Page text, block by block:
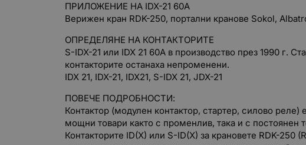
ПРИЛОЖЕНИЕ НА IDX-21 60A
Верижен кран RDK-250, портални кранове Sokol,
ОПРЕДЕЛЯНЕ НА КОНТАКТОРИТЕ
S-IDX-21 или IDX 21 60A в производство през 1990 г.
контакторите останаха непроменени.
IDX 21, IDX-21, IDX21, S-IDX 21, JDX-21
ПОВЕЧЕ ПОДРОБНОСТИ:
Контактор (модулен контактор, стартер, силово
мощни товари както с променлив, така и с постоянен
Контакторите ID(X) или S-ID(X) за крановете RDK-250